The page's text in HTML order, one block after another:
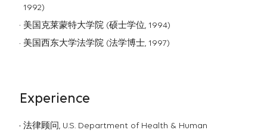
1992)
美国克莱蒙特大学院 (硕士学位, 1994)
美国西东大学法学院 (法学博士, 1997)
Experience
法律顾问, U.S. Department of Health & Human